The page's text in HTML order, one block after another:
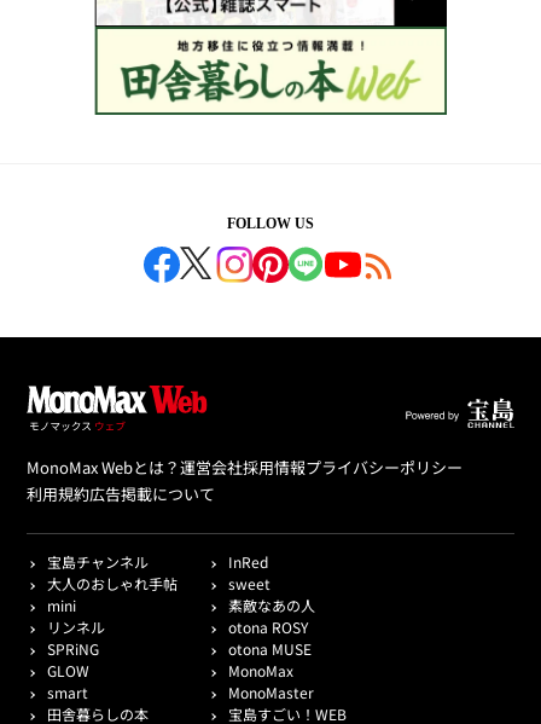
FOLLOW US
MonoMax Webとは？運営会社採用情報プライバシーポリシー
利用規約広告掲載について
宝島チャンネル
InRed
大人のおしゃれ手帖
sweet
mini
素敵なあの人
リンネル
otona ROSY
SPRiNG
otona MUSE
GLOW
MonoMax
smart
MonoMaster
田舎暮らしの本
宝島すごい！WEB